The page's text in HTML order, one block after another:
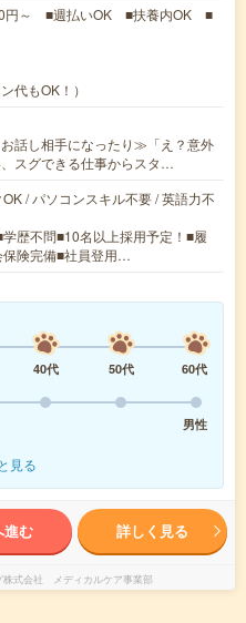
円～ ■週払いOK ■扶養内OK ■
代もOK！）
話し相手になったり≫「え？意外
スグできる仕事からスタ…
/ パソコンスキル不要 / 英語力不
歴不問■10名以上採用予定！■履
保険完備■社員登用…
40代 50代
60代
男性
見る
進む 詳しく見る
株式会社 メディカルケア事業部